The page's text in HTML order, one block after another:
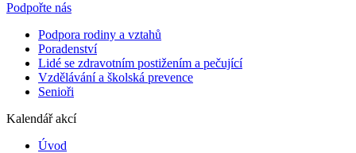
Podpořte nás
Podpora rodiny a vztahů
Poradenství
Lidé se zdravotním postižením a pečující
Vzdělávání a školská prevence
Senioři
Kalendář akcí
Úvod